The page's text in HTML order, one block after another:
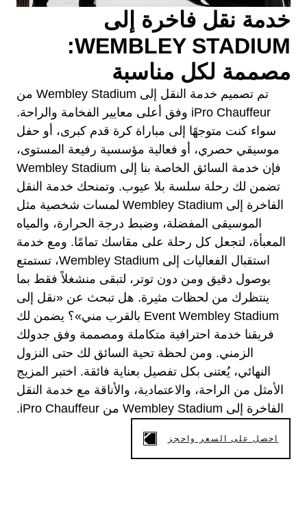
خدمة نقل فاخرة إلى
WEMBLEY STADIUM:
مصممة لكل مناسبة
تم تصميم خدمة النقل إلى Wembley Stadium من
iPro Chauffeur وفق أعلى معايير الفخامة والراحة.
سواء كنت متوجهًا إلى مباراة كرة قدم كبرى، أو حفل
موسيقي حصري، أو فعالية مؤسسية رفيعة المستوى،
فإن خدمة السائق الخاصة بنا إلى Wembley Stadium
تضمن لك رحلة سلسة بلا عيوب. وتمنحك خدمة النقل
الفاخرة إلى Wembley Stadium لمسات شخصية مثل
الموسيقى المفضلة، وضبط درجة الحرارة، والمياه
المعبأة، لتجعل كل رحلة على مقاسك تمامًا. ومع خدمة
استقبال الفعاليات إلى Wembley Stadium، تستمتع
بوصول دقيق ومن دون توتر، لتبقى منشغلاً فقط بما
ينتظرك من لحظات مثيرة. هل تبحث عن «نقل إلى
Event Wembley Stadium بالقرب مني»؟ يضمن لك
فريقنا خدمة احترافية متكاملة ومصممة وفق جدولك
الزمني. ومن لحظة تحية السائق لك حتى النزول
النهائي، يُعتنى بكل تفصيل بعناية فائقة. اختبر المزيج
الأمثل من الراحة، والاعتمادية، والأناقة مع خدمة النقل
الفاخرة إلى Wembley Stadium من iPro Chauffeur.
احصل على السعر واحجز